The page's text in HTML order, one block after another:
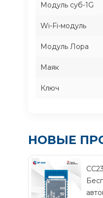
Модуль суб-1G
Wi-Fi-модуль
Модуль Лора
Маяк
Ключ
НОВЫЕ